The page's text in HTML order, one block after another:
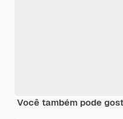
Você também pode